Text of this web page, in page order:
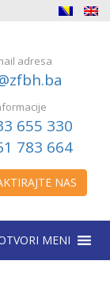
adresa
655 330
783 664
NAS
MENI